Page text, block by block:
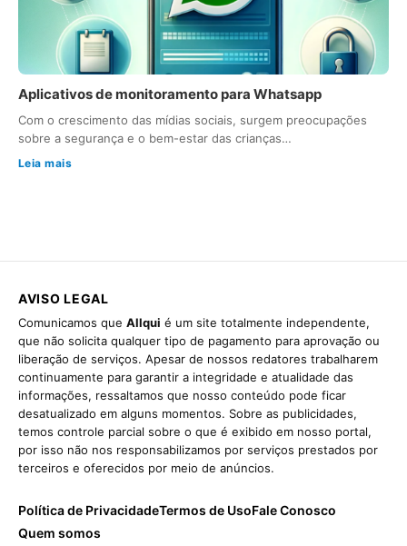
Aplicativos de monitoramento para Whatsapp
Com o crescimento das mídias sociais, surgem preocupações
sobre a segurança e o bem-estar das crianças…
Leia mais
AVISO LEGAL
Comunicamos que Allqui é um site totalmente independente,
que não solicita qualquer tipo de pagamento para aprovação ou
liberação de serviços. Apesar de nossos redatores trabalharem
continuamente para garantir a integridade e atualidade das
informações, ressaltamos que nosso conteúdo pode ficar
desatualizado em alguns momentos. Sobre as publicidades,
temos controle parcial sobre o que é exibido em nosso portal,
por isso não nos responsabilizamos por serviços prestados por
terceiros e oferecidos por meio de anúncios.
Política de PrivacidadeTermos de UsoFale Conosco
Quem somos